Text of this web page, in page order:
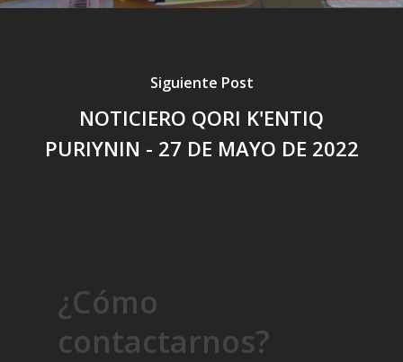
Siguiente Post
NOTICIERO QORI K'ENTIQ
PURIYNIN - 27 DE MAYO DE 2022
¿Cómo
contactarnos?